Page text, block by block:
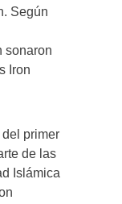
Según
sonaron
Iron
primer
de las
Islámica